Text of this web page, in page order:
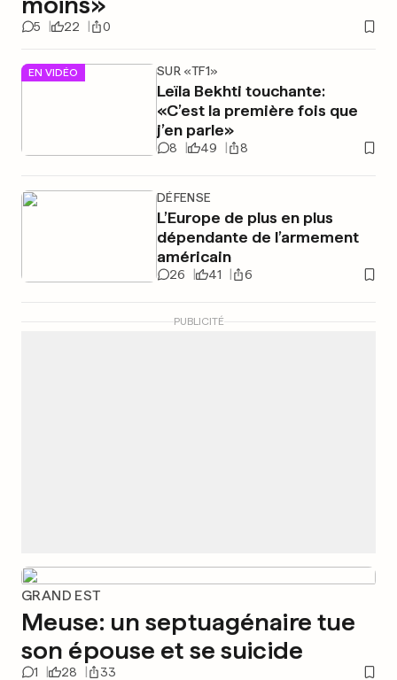
5 22 0
EN VIDÉO SUR «TF1»
Leïla Bekhti touchante:
«C’est la première fois que
j’en parle»
8 49 8
DÉFENSE
L’Europe de plus en plus
dépendante de l’armement
américain
26 41 6
PUBLICITÉ
GRAND EST
Meuse: un septuagénaire tue
son épouse et se suicide
1 28 33